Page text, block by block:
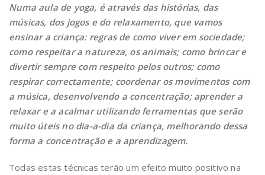
Numa aula de yoga, é através das histórias, das
músicas, dos jogos e do relaxamento, que vamos
ensinar a criança: regras de como viver em sociedade;
como respeitar a natureza, os animais; como brincar e
divertir sempre com respeito pelos outros; como
respirar correctamente; coordenar os movimentos com
a música, desenvolvendo a concentração; aprender a
relaxar e a acalmar utilizando ferramentas que serão
muito úteis no dia-a-dia da criança, melhorando dessa
forma a concentração e a aprendizagem.
Todas estas técnicas terão um efeito muito positivo na